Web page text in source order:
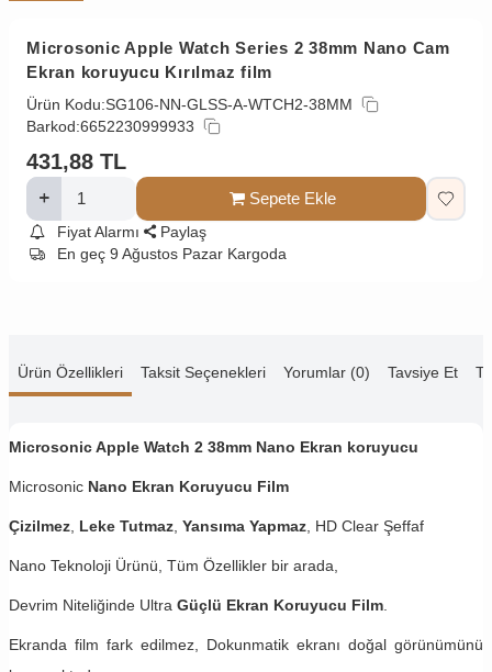
Microsonic Apple Watch Series 2 38mm Nano Cam
Ekran koruyucu Kırılmaz film
Ürün Kodu:SG106-NN-GLSS-A-WTCH2-38MM
Barkod:6652230999933
431,88 TL
Sepete Ekle
Fiyat Alarmı
Paylaş
En geç 9 Ağustos Pazar Kargoda
Ürün Özellikleri Taksit Seçenekleri Yorumlar (0) Tavsiye Et
Microsonic Apple Watch 2 38mm Nano Ekran koruyucu
Microsonic Nano Ekran Koruyucu Film
Çizilmez Leke Tutmaz Yansıma Yapmaz , HD Clear Şeffaf
Nano Teknoloji Ürünü, Tüm Özellikler bir arada,
Devrim Niteliğinde Ultra Güçlü Ekran Koruyucu Film
Ekranda film fark edilmez, Dokunmatik ekranı doğal görünümünü